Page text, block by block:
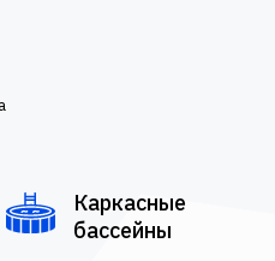
Каркасные
бассейны